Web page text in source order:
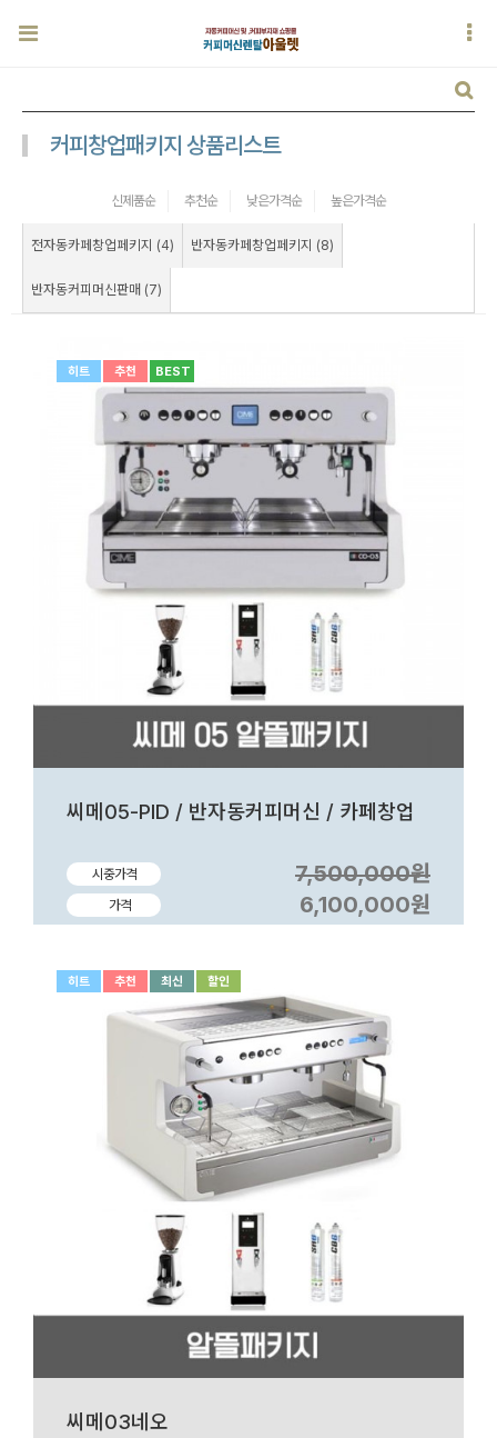
커피창업패키지 상품리스트
신제품순 추천순 낮은가격순 높은가격순
전자동카페창업페키지 (4) 반자동카페창업페키지 (8)
반자동커피머신판매 (7)
씨메05-PID / 반자동커피머신 / 카페창업
시중가격 7,500,000원
가격 6,100,000원
히트 추천 BEST
씨메03네오
히트 추천 최신 할인